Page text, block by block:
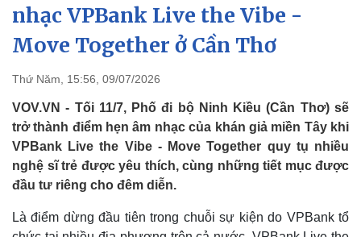
Đảng
Tổ chức nhân sự
Quốc hội
Nhận diện sự thật
Tin 24h
Dự báo thời tiết
Giáo dục
nhạc VPBank Live the Vibe -
Move Together ở Cần Thơ
Thứ Năm, 15:56, 09/07/2026
VOV.VN - Tối 11/7, Phố đi bộ Ninh Kiều (Cần Thơ) sẽ
trở thành điểm hẹn âm nhạc của khán giả miền Tây khi
VPBank Live the Vibe - Move Together quy tụ nhiều
nghệ sĩ trẻ được yêu thích, cùng những tiết mục được
đầu tư riêng cho đêm diễn.
Là điểm dừng đầu tiên trong chuỗi sự kiện do VPBank tổ